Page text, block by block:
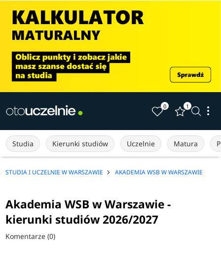
0 1
Studia Kierunki studiów Uczelnie Matura
STUDIA I UCZELNIE W WARSZAWIE AKADEMIA WSB W WARSZAWIE
Akademia WSB w Warszawie -
kierunki studiów 2026/2027
Komentarze (0)